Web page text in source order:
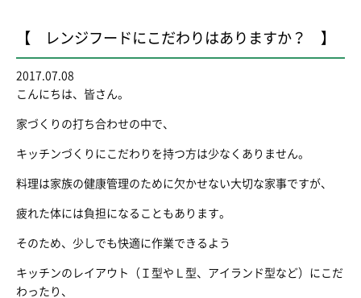
【 レンジフードにこだわりはありますか？ 】
2017.07.08
こんにちは、皆さん。
家づくりの打ち合わせの中で、
キッチンづくりにこだわりを持つ方は少なくありません。
料理は家族の健康管理のために欠かせない大切な家事ですが、
疲れた体には負担になることもあります。
そのため、少しでも快適に作業できるよう
キッチンのレイアウト（Ｉ型やＬ型、アイランド型など）にこだ
わったり、